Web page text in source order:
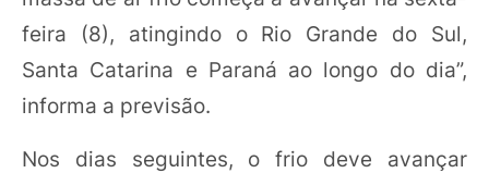
feira (8), atingindo o Rio Grande do Sul,
Santa Catarina e Paraná ao longo do dia”,
informa a previsão.
Nos dias seguintes, o frio deve avançar